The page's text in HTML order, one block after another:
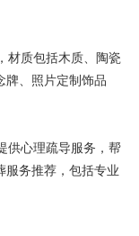
材质包括木质、陶瓷
牌、照片定制饰品
供心理疏导服务，帮
服务推荐，包括专业